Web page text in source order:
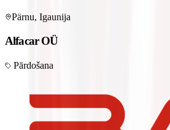
Pärnu, Igaunija
Alfacar OÜ
Pārdošana